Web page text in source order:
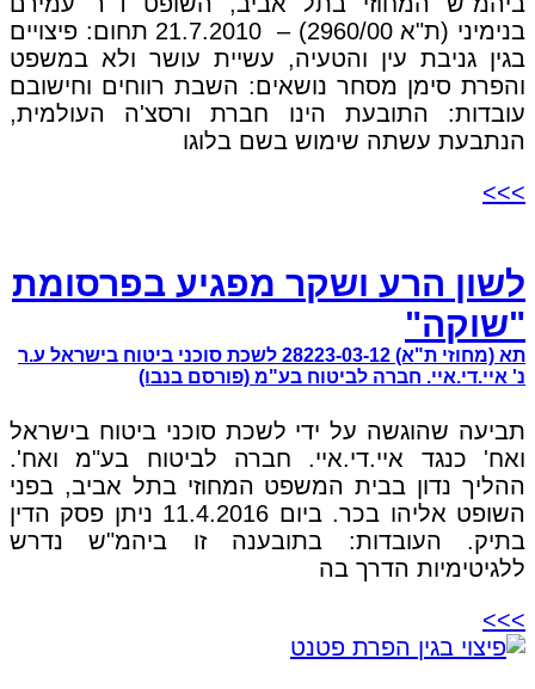
בנימיני (ת"א 2960/00) – 21.7.2010 תחום: פיצויים
בגין גניבת עין והטעיה, עשיית עושר ולא במשפט
והפרת סימן מסחר נושאים: השבת רווחים וחישובם
עובדות: התובעת הינו חברת ורסצ'ה העולמית,
הנתבעת עשתה שימוש בשם בלוגו
>>>
לשון הרע ושקר מפגיע בפרסומת
"שוקה"
תא (מחוזי ת"א) 28223-03-12 לשכת סוכני ביטוח בישראל ע.ר
נ' איי.די.איי. חברה לביטוח בע"מ (פורסם בנבו)
תביעה שהוגשה על ידי לשכת סוכני ביטוח בישראל
ואח' כנגד איי.די.איי. חברה לביטוח בע"מ ואח'.
ההליך נדון בבית המשפט המחוזי בתל אביב, בפני
השופט אליהו בכר. ביום 11.4.2016 ניתן פסק הדין
בתיק. העובדות: בתובענה זו ביהמ"ש נדרש
ללגיטימיות הדרך בה
>>>